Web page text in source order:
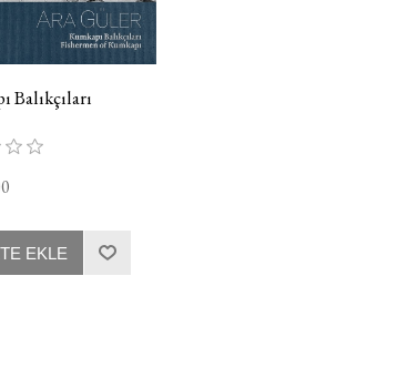
Balıkçıları
EKLE